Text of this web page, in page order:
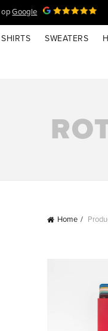
opGoogle
SHIRTS SWEATERS
Home